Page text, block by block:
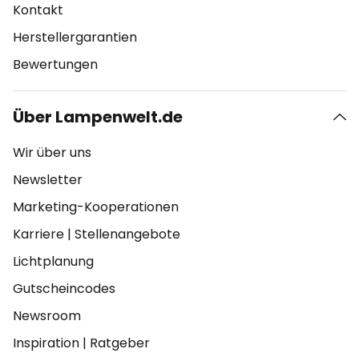
Kontakt
Herstellergarantien
Bewertungen
Über Lampenwelt.de
Wir über uns
Newsletter
Marketing-Kooperationen
Karriere | Stellenangebote
Lichtplanung
Gutscheincodes
Newsroom
Inspiration | Ratgeber